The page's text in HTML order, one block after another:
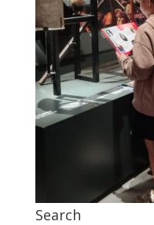
Search